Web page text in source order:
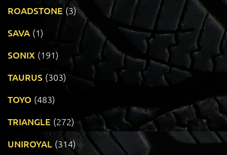
ROADSTONE (3)
SAVA (1)
SONIX (191)
TAURUS (303)
TOYO (483)
TRIANGLE (272)
UNIROYAL (314)